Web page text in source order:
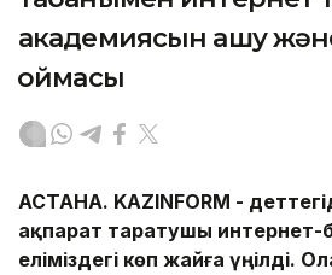
академиясын ашу
қоймасы
АСТАНА. KAZINFORM -
ақпарат таратушы
еліміздегі көп жайға үңілді.